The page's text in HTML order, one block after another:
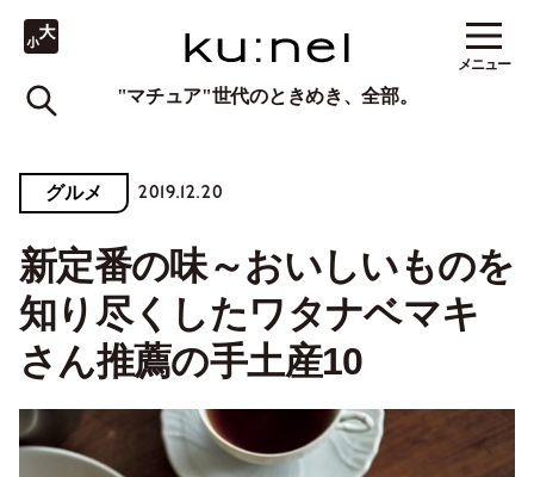
"マチュア"世代のときめき、全部。
メニュー
グルメ 2019.12.20
新定番の味～おいしいものを
知り尽くしたワタナベマキ
さん推薦の手土産10